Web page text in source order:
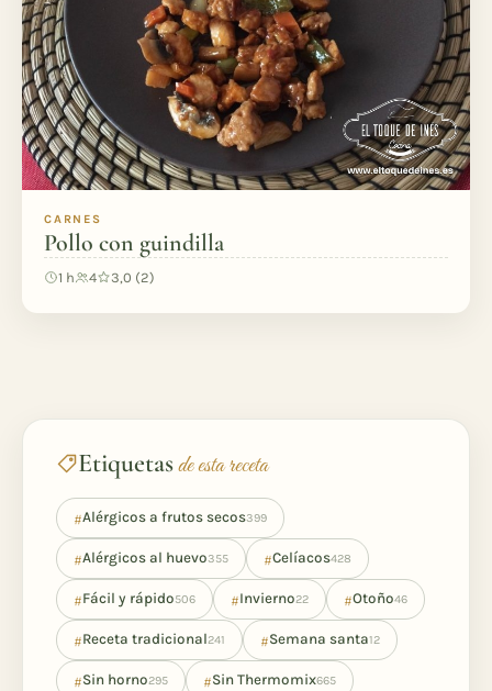
CARNES
Pollo con guindilla
1 h 4 3,0 (2)
Etiquetasde esta receta
#Alérgicos a frutos secos399
#Alérgicos al huevo355 #Celíacos428
#Fácil y rápido506 #Invierno22 #Otoño46
#Receta tradicional241 #Semana santa12
#Sin horno295 #Sin Thermomix665